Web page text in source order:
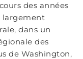
des années
largement
dans un
des
de Washington,